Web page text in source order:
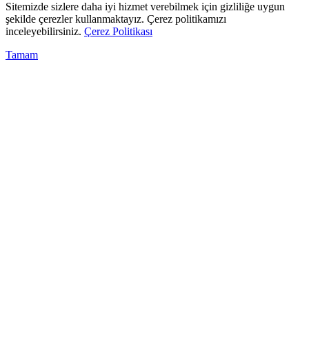
Sitemizde sizlere daha iyi hizmet verebilmek için gizliliğe uygun
şekilde çerezler kullanmaktayız. Çerez politikamızı
inceleyebilirsiniz. Çerez Politikası
Tamam